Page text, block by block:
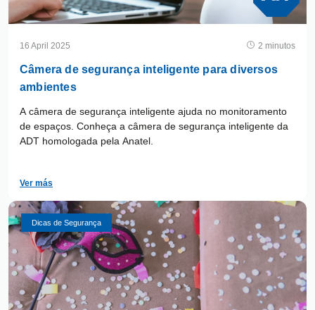
16 April 2025 2 minutos
Câmera de segurança inteligente para diversos
ambientes
A câmera de segurança inteligente ajuda no monitoramento
de espaços. Conheça a câmera de segurança inteligente da
ADT homologada pela Anatel.
Ver más
Dicas de Segurança